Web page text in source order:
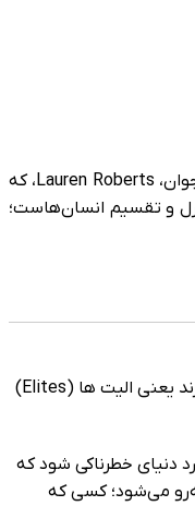
کتاب قدرتمند دنیایی فانتزی، پر از راز، خطر و احساس را به تصویر می‌کشد؛ اثری از نویسنده‌ی محبوب رمان‌های فانتزی نوجوان، Lauren Roberts، که
و تقسیم انسان‌هاست؛
روایت در سرزمینی به نام ایلیا می‌گذرد؛ جایی که مردم به دو دسته تقسیم می‌شوند: آن‌هایی که قدرت‌های خارق‌العاده دارند یعنی الیت ها (Elites)
دنیای خطرناکی شود که
می‌شود؛ کسی که